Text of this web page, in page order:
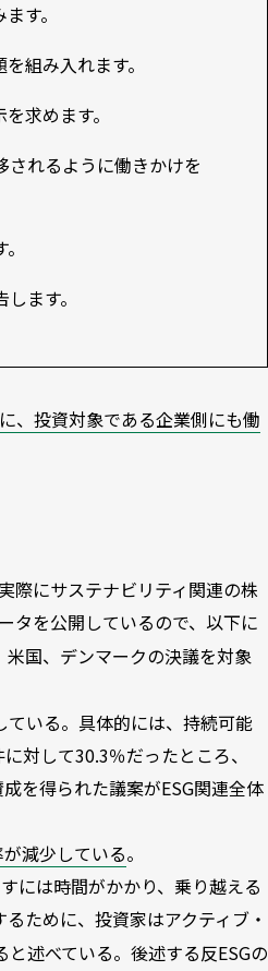
す。
組み入れます。
求めます。
れるように働きかけを
ます。
、投資対象である企業側にも働
際にサステナビリティ関連の株
タを公開しているので、以下に
国、デンマークの決議を対象
いる。具体的には、持続可能
対して30.3％だったところ、
を得られた議案がESG関連全体
減少している。
には時間がかかり、乗り越える
ために、投資家はアクティブ・
述べている。後述する反ESGの